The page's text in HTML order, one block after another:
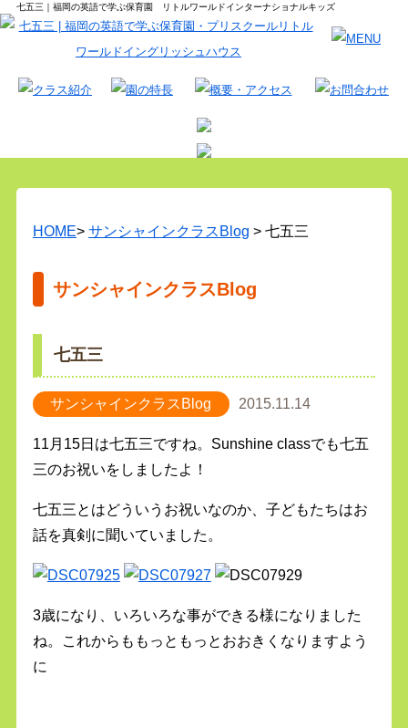
七五三｜福岡の英語で学ぶ保育園 リトルワールドインターナショナルキッズ
HOME> サンシャインクラスBlog > 七五三
サンシャインクラスBlog
七五三
サンシャインクラスBlog 2015.11.14
11月15日は七五三ですね。Sunshine classでも七五
三のお祝いをしましたよ！
七五三とはどういうお祝いなのか、子どもたちはお
話を真剣に聞いていました。
3歳になり、いろいろな事ができる様になりました
ね。これからももっともっとおおきくなりますよう
に